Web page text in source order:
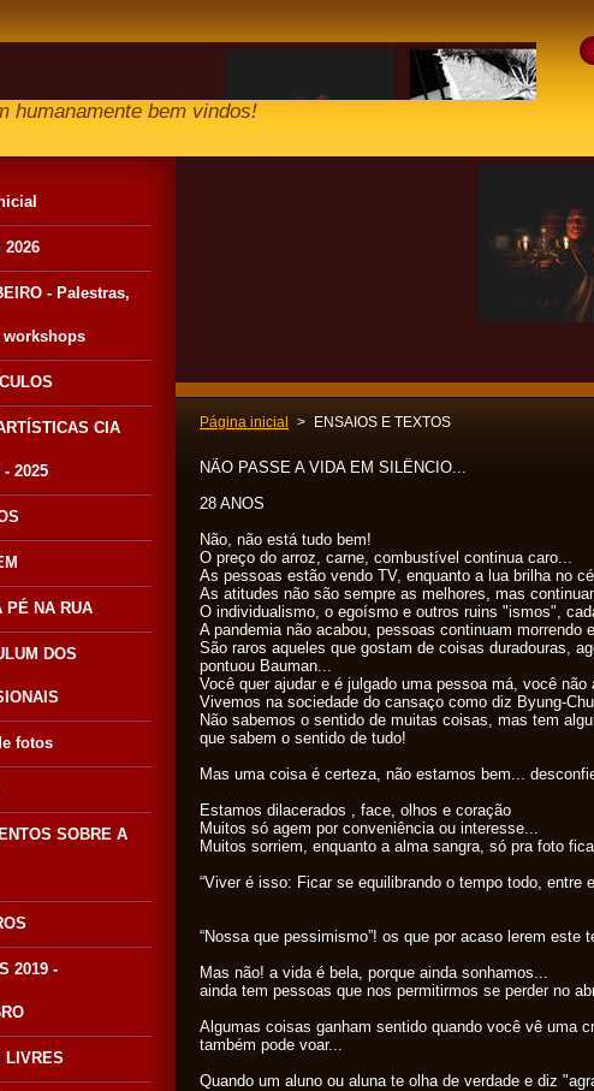
humanamente bem vindos!
Página inicial > ENSAIOS E TEXTOS
NÃO PASSE A VIDA EM SILÊNCIO...
28 ANOS
Não, não está tudo bem!
O preço do arroz, carne, combustível continua caro...
As pessoas estão vendo TV, enquanto a lua brilha no
As atitudes não são sempre as melhores, mas
O individualismo, o egoísmo e outros ruins "ismos",
A pandemia não acabou, pessoas continuam morrendo
São raros aqueles que gostam de coisas duradouras,
pontuou Bauman...
Você quer ajudar e é julgado uma pessoa má, você
Vivemos na sociedade do cansaço como diz Byung-
Não sabemos o sentido de muitas coisas, mas tem
que sabem o sentido de tudo!
Mas uma coisa é certeza, não estamos bem...
Estamos dilacerados , face, olhos e coração
Muitos só agem por conveniência ou interesse...
Muitos sorriem, enquanto a alma sangra, só pra foto
“Viver é isso: Ficar se equilibrando o tempo todo, entre
“Nossa que pessimismo”! os que por acaso lerem este
Mas não! a vida é bela, porque ainda sonhamos...
ainda tem pessoas que nos permitirmos se perder no
Algumas coisas ganham sentido quando você vê uma
também pode voar...
Quando um aluno ou aluna te olha de verdade e diz
2026
- Palestras,
CIA
- 2025
PÉ NA RUA
DOS
fotos
SOBRE A
2019 -
LIVRES